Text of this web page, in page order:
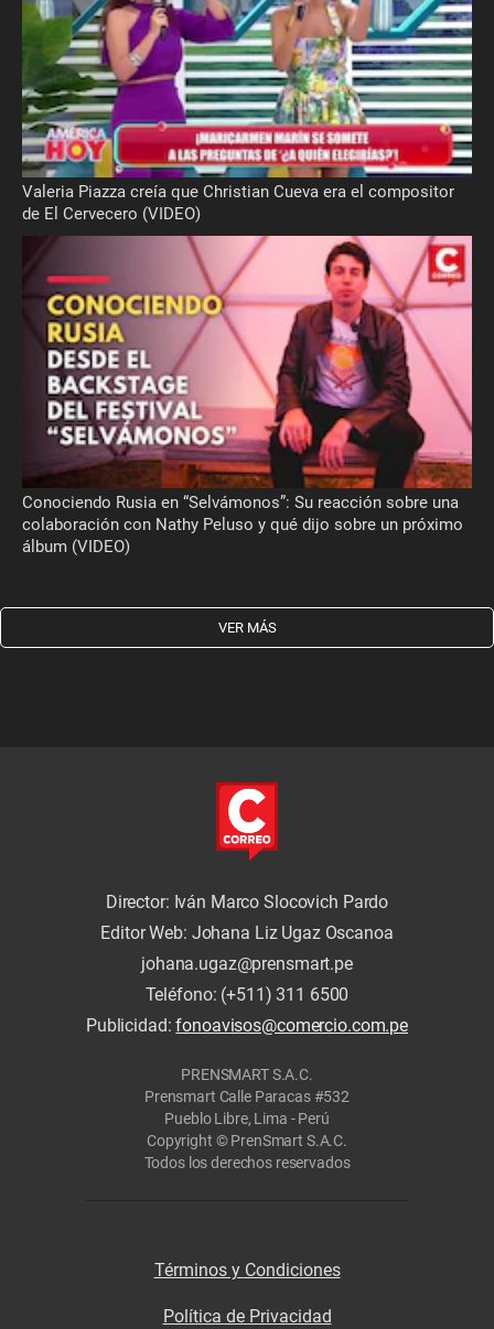
Valeria Piazza creía que Christian Cueva era el compositor
de El Cervecero (VIDEO)
Conociendo Rusia en “Selvámonos”: Su reacción sobre una
colaboración con Nathy Peluso y qué dijo sobre un próximo
álbum (VIDEO)
VER MÁS
Director: Iván Marco Slocovich Pardo
Editor Web: Johana Liz Ugaz Oscanoa
johana.ugaz@prensmart.pe
Teléfono: (+511) 311 6500
Publicidad:fonoavisos@comercio.com.pe
PRENSMART S.A.C.
Prensmart Calle Paracas #532
Pueblo Libre, Lima - Perú
Copyright © PrenSmart S.A.C.
Todos los derechos reservados
Términos y Condiciones
Política de Privacidad